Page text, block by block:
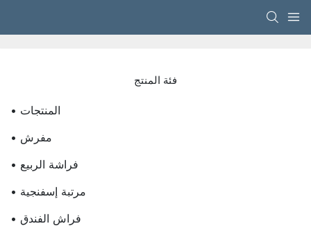
فئة المنتج
• المنتجات
• مفرش
• فراشة الربيع
• مرتبة إسفنجية
• فراش الفندق